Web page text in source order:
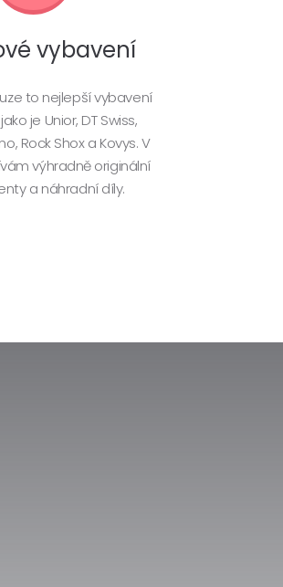
vybavení
to nejlepší vybavení
je Unior, DT Swiss,
Rock Shox a Kovys. V
výhradně originální
a náhradní díly.